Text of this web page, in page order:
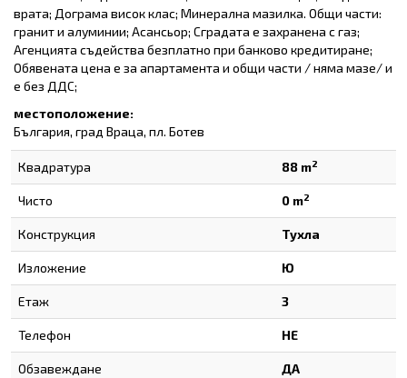
врата; Дограма висок клас; Минерална мазилка. Общи части:
гранит и алуминии; Асансьор; Сградата е захранена с газ;
Агенцията съдейства безплатно при банково кредитиране;
Обявената цена е за апартамента и общи части / няма мазе/ и
е без ДДС;
местоположение:
България, град Враца, пл. Ботев
Квадратура 88 m2
Чисто 0 m2
Конструкция Тухла
Изложение Ю
Етаж 3
Телефон НЕ
Обзавеждане ДА